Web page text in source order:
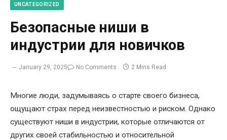
UNCATEGORIZED
Безопасные ниши в
индустрии для новичков
January 29, 2025 No Comments 2 Mins Read
Многие люди, задумываясь о старте своего бизнеса,
ощущают страх перед неизвестностью и риском. Однако
существуют ниши в индустрии, которые отличаются от
других своей стабильностью и относительной